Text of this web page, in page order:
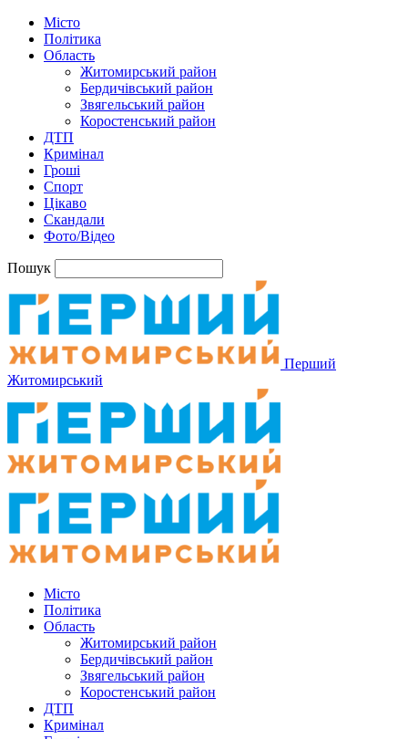
Місто
Політика
Область
Житомирський район
Бердичівський район
Звягельський район
Коростенський район
ДТП
Кримінал
Гроші
Спорт
Цікаво
Скандали
Фото/Відео
Пошук
Перший
Житомирський
Місто
Політика
Область
Житомирський район
Бердичівський район
Звягельський район
Коростенський район
ДТП
Кримінал